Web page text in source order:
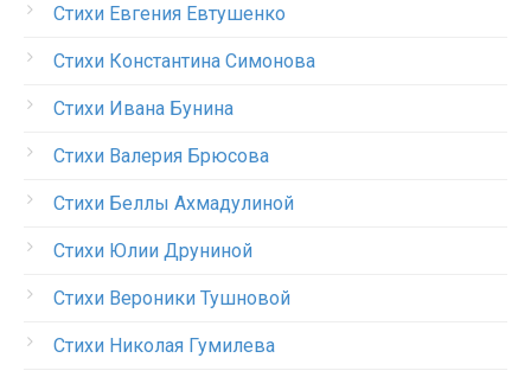
Стихи Евгения Евтушенко
Стихи Константина Симонова
Стихи Ивана Бунина
Стихи Валерия Брюсова
Стихи Беллы Ахмадулиной
Стихи Юлии Друниной
Стихи Вероники Тушновой
Стихи Николая Гумилева